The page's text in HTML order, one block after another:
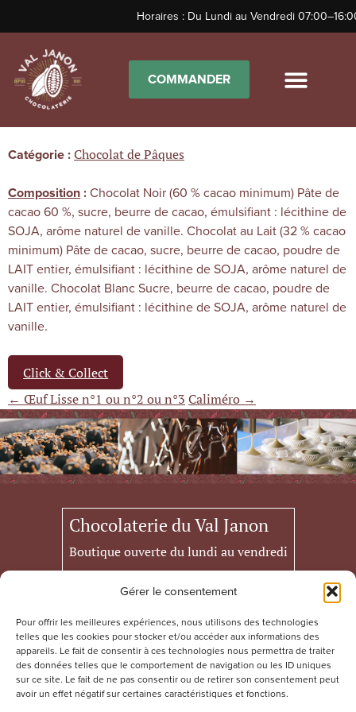
Gérer le consentement
Pour offrir les meilleures expériences, nous utilisons des technologies
telles que les cookies pour stocker et/ou accéder aux informations des
appareils. Le fait de consentir à ces technologies nous permettra de traiter
des données telles que le comportement de navigation ou les ID uniques
sur ce site. Le fait de ne pas consentir ou de retirer son consentement peut
avoir un effet négatif sur certaines caractéristiques et fonctions.
Horaires : Du Lundi au Vendredi
COMMANDER
Grenouille
Catégorie : Chocolat de Pâques
Composition : Chocolat Noir (60 % cacao minimum) Pâte de
cacao 60 %, sucre, beurre de cacao, émulsifiant : lécithine de
SOJA, arôme naturel de vanille. Chocolat au Lait (32 % cacao
minimum) Pâte de cacao, sucre, beurre de cacao, poudre de
LAIT entier, émulsifiant : lécithine de SOJA, arôme naturel de
vanille. Chocolat Blanc Sucre, beurre de cacao, poudre de
LAIT entier, émulsifiant : lécithine de SOJA, arôme naturel de
vanille.
Click & Collect
← Œuf Lisse n°1 ou n°2 ou n°3 Caliméro →
Chocolaterie du Val Janon
Boutique ouverte du lundi au vendredi
de 9h30 à 15h.
75 Rue du Docuteur Louis Destre
42100 Saint-Etienne